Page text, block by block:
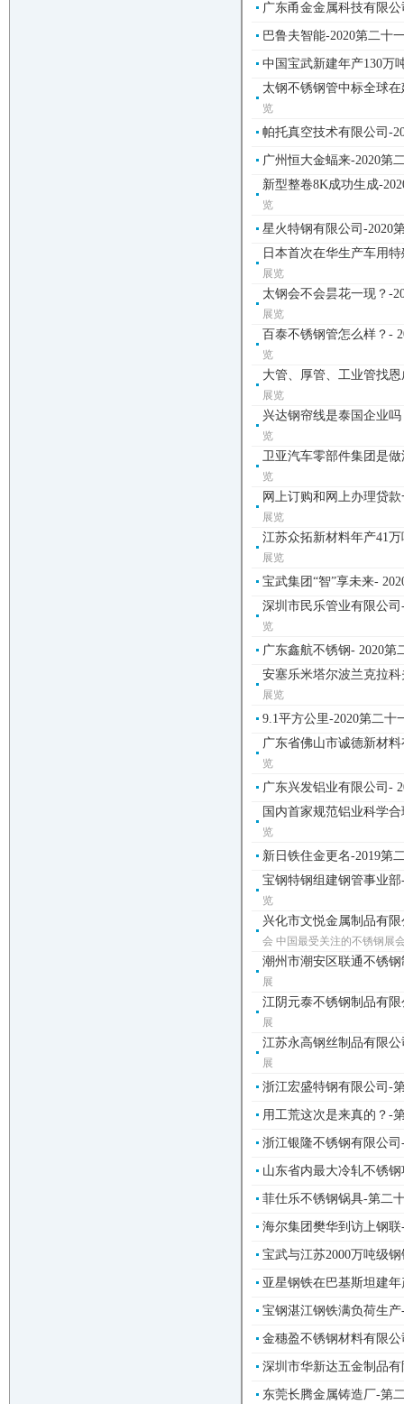
广东甬金金属科技有限
巴鲁夫智能-2020第二十
中国宝武新建年产130万
太钢不锈钢管中标全球
览
帕托真空技术有限公司-
广州恒大金蝠来-2020第
新型整卷8K成功生成-
览
星火特钢有限公司-2020
日本首次在华生产车用
展览
太钢会不会昙花一现？-
展览
百泰不锈钢管怎么样？-
览
大管、厚管、工业管找
展览
兴达钢帘线是泰国企业
览
卫亚汽车零部件集团是
览
网上订购和网上办理贷
展览
江苏众拓新材料年产41
展览
宝武集团“智”享未来-
深圳市民乐管业有限公
览
广东鑫航不锈钢- 2020第
安塞乐米塔尔波兰克拉
展览
9.1平方公里-2020第二
广东省佛山市诚德新材
览
广东兴发铝业有限公司-
国内首家规范铝业科学
览
新日铁住金更名-2019第
宝钢特钢组建钢管事业
览
兴化市文悦金属制品有
会 中国最受关注的不锈钢展
潮州市潮安区联通不锈
展
江阴元泰不锈钢制品有
展
江苏永高钢丝制品有限
展
浙江宏盛特钢有限公司-
用工荒这次是来真的？-
浙江银隆不锈钢有限公
山东省内最大冷轧不锈
菲仕乐不锈钢锅具-第二
海尔集团樊华到访上钢
宝武与江苏2000万吨级
亚星钢铁在巴基斯坦建
宝钢湛江钢铁满负荷生
金穗盈不锈钢材料有限
深圳市华新达五金制品
东莞长腾金属铸造厂-第